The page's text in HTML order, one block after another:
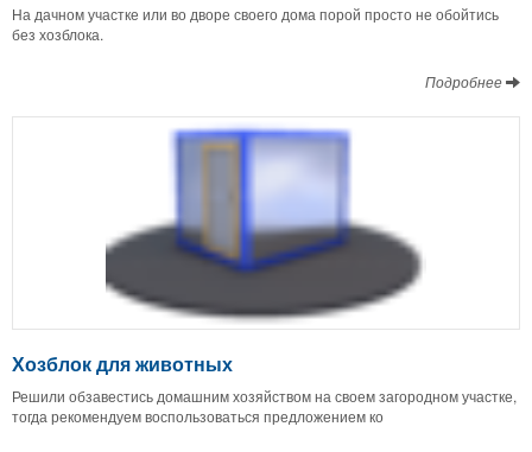
На дачном участке или во дворе своего дома порой просто не обойтись
без хозблока.
Подробнее
Хозблок для животных
Решили обзавестись домашним хозяйством на своем загородном участке,
тогда рекомендуем воспользоваться предложением ко